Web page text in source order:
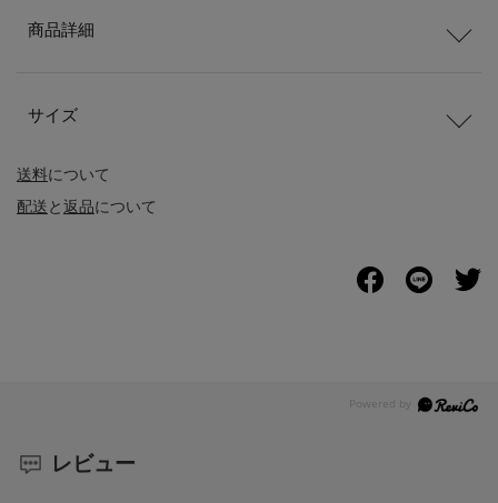
送料について
配送と返品について
商品詳細
サイズ
レビュー